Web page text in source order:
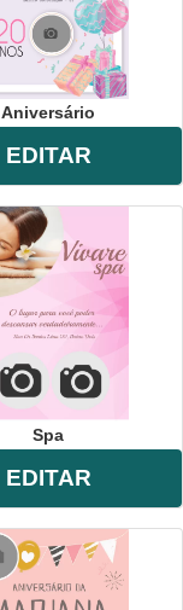
Aniversário
EDITAR
Spa
EDITAR